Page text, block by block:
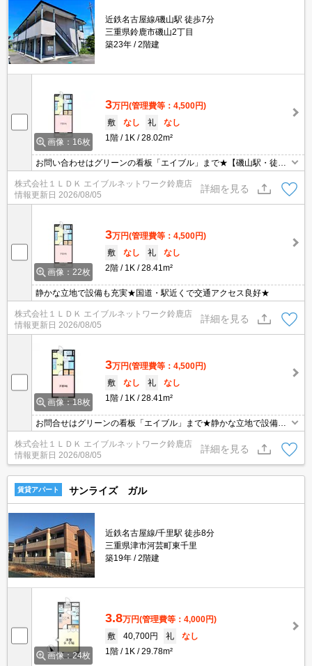
近鉄名古屋線/磯山駅 徒歩7分
三重県鈴鹿市磯山2丁目
築23年
2階建
画像：16枚
3万円(管理費等：4,500円)
敷
なし 礼
なし
1階
1K 28.02m²
お問い合わせはグリーンの看板「エイブル」まで★【磯山駅・徒歩
約５分★】エアコン・浴室乾燥機・照明器具等付★
株式会社１ＬＤＫ エイブルネットワーク鈴鹿店
情報更新日 2026/08/05
詳細を見る
画像：22枚
3万円(管理費等：4,500円)
敷
なし 礼
なし
2階
1K 28.41m²
静かな立地で設備も充実★国道・駅近くで交通アクセス良好★
株式会社１ＬＤＫ エイブルネットワーク鈴鹿店
情報更新日 2026/08/05
詳細を見る
画像：18枚
3万円(管理費等：4,500円)
敷
なし 礼
なし
1階
1K 28.41m²
お問合せはグリーンの看板「エイブル」まで★静かな立地で設備も
充実☆国道・駅近くでアクセス便利！☆セパレートタイプの値打ち
物件☆
株式会社１ＬＤＫ エイブルネットワーク鈴鹿店
情報更新日 2026/08/05
詳細を見る
賃貸アパート サンライズ ガル
近鉄名古屋線/千里駅 徒歩8分
三重県津市河芸町東千里
築19年
2階建
画像：24枚
3.8万円(管理費等：4,000円)
敷
40,700円 礼
なし
1階
1K 29.78m²